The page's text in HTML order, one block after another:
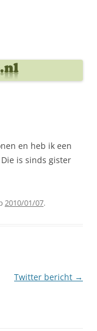
en heb ik een
is sinds gister
2010/01/07.
Twitter bericht →